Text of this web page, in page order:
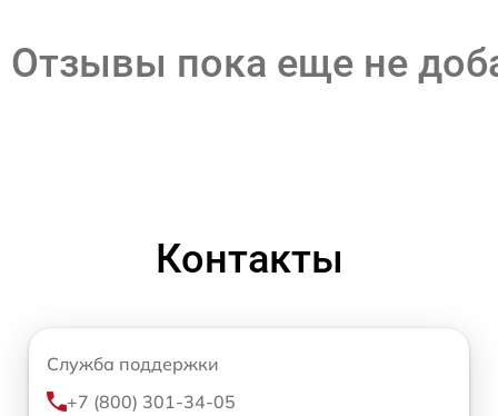
Отзывы пока еще не
Контакты
Служба поддержки
+7 (800) 301-34-05